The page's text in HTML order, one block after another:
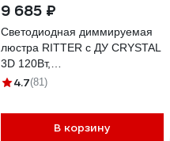
9 685 ₽
Светодиодная диммируемая
люстра RITTER с ДУ CRYSTAL
3D 120Вт,
3000К+6000K/4200К/
4.7(81)
В корзину